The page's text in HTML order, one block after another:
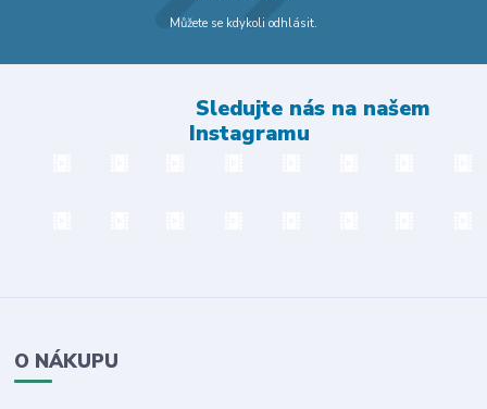
Můžete se kdykoli odhlásit.
Sledujte nás na našem
Instagramu
O NÁKUPU